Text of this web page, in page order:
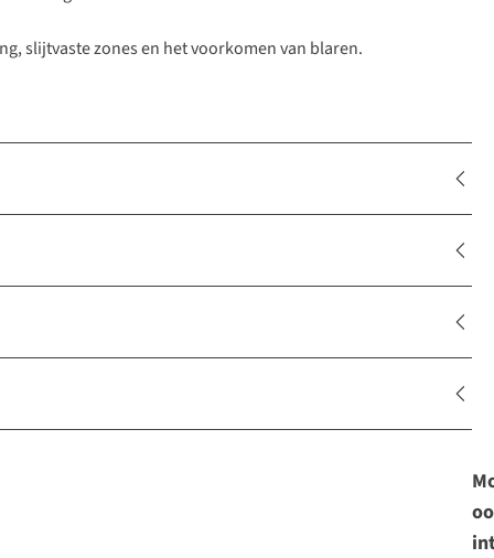
slijtvaste zones en het voorkomen van blaren.